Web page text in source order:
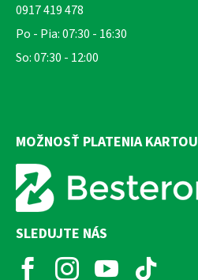
0917 419 478
Po - Pia: 07:30 - 16:30
So: 07:30 - 12:00
MOŽNOSŤ PLATENIA KARTOU
SLEDUJTE NÁS